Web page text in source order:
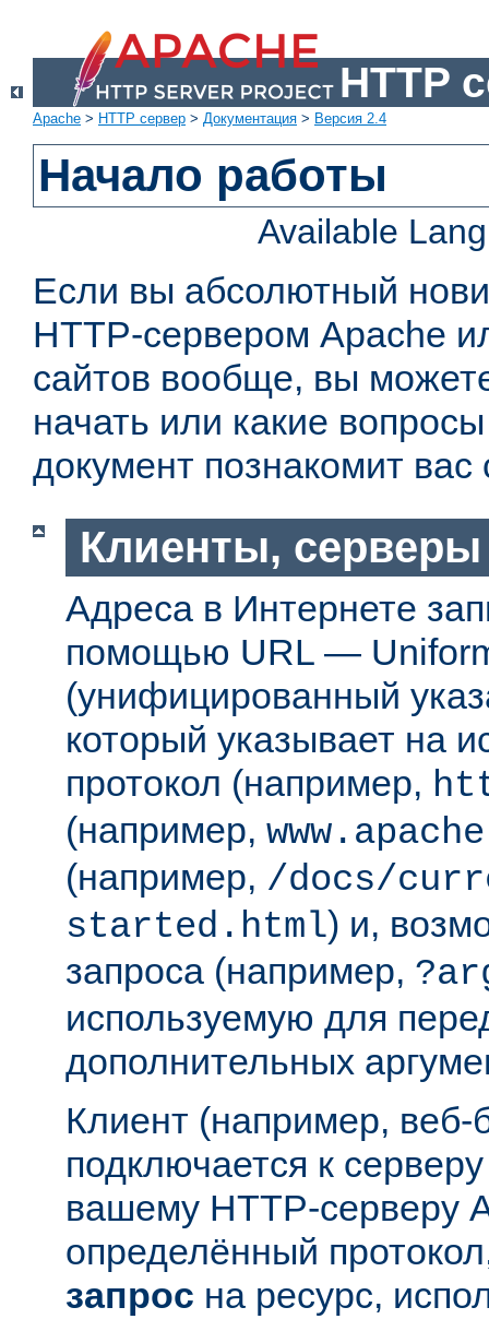
HTTP
Apache > HTTP сервер > Документация > Версия 2.4
Начало работы
Available
Если вы абсолютный
HTTP-сервером Apache
сайтов вообще, вы
начать или какие
документ познакомит вас
Клиенты, серверы
Адреса в Интернете
помощью URL —
(унифицированный
который указывает на
протокол (например,
(например,
(например, /docs/
started.html) и,
запроса (например,
используемую для
дополнительных
Клиент (например, веб-
подключается к
вашему HTTP-серверу
определённый
запрос на ресурс,